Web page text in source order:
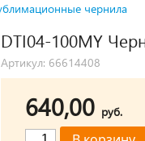
чернила
DTI04-100MY
Артикул: 66614408
640,00 руб.